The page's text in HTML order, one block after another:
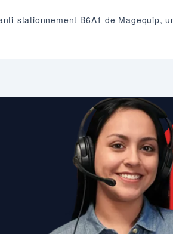
stationnement B6A1 de Magequip,